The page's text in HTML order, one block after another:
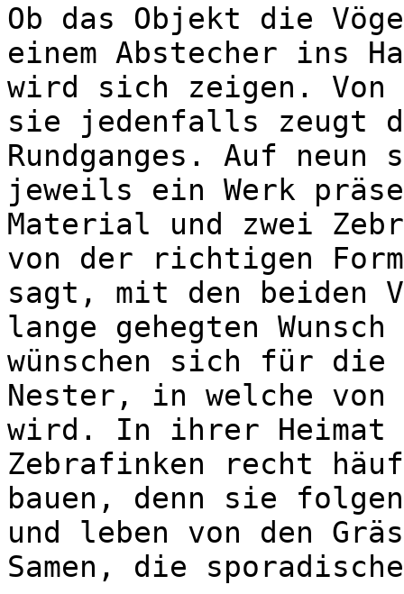
Ob das Objekt die
einem Abstecher ins
wird sich zeigen. Von
sie jedenfalls zeugt
Rundganges. Auf neun
jeweils ein Werk
Material und zwei
von der richtigen
sagt, mit den beiden
lange gehegten
wünschen sich für die
Nester, in welche
wird. In ihrer Heimat
Zebrafinken recht
bauen, denn sie
und leben von den
Samen, die